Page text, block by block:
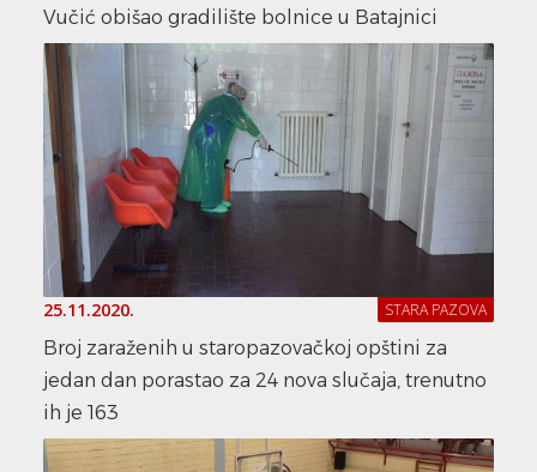
Vučić obišao gradilište bolnice u Batajnici
25.11.2020. STARA PAZOVA
Broj zaraženih u staropazovačkoj opštini za
jedan dan porastao za 24 nova slučaja, trenutno
ih je 163